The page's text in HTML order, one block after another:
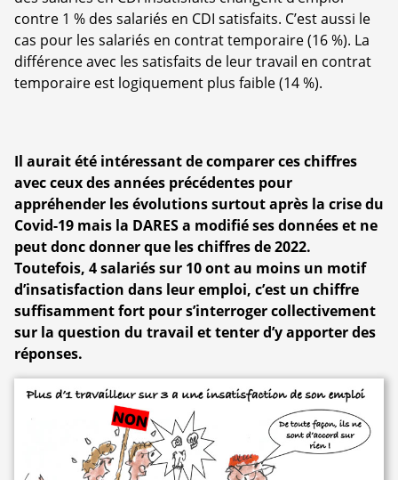
contre 1 % des salariés en CDI satisfaits. C’est aussi le
cas pour les salariés en contrat temporaire (16 %). La
différence avec les satisfaits de leur travail en contrat
temporaire est logiquement plus faible (14 %).
Il aurait été intéressant de comparer ces chiffres
avec ceux des années précédentes pour
appréhender les évolutions surtout après la crise du
Covid-19 mais la DARES a modifié ses données et ne
peut donc donner que les chiffres de 2022.
Toutefois, 4 salariés sur 10 ont au moins un motif
d’insatisfaction dans leur emploi, c’est un chiffre
suffisamment fort pour s’interroger collectivement
sur la question du travail et tenter d’y apporter des
réponses.